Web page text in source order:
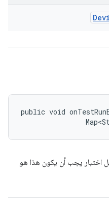
public void
اختبار يجب أن يكون هذا هو